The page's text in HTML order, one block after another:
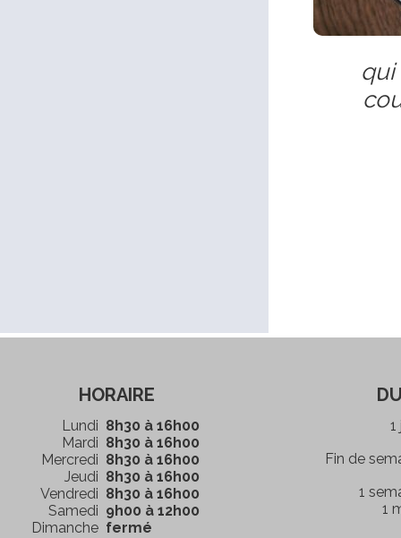
HORAIRE
Lundi
Mardi
Mercredi
Jeudi
Vendredi
Samedi
Dimanche
8h30 à 16h00
8h30 à 16h00
8h30 à 16h00
8h30 à 16h00
8h30 à 16h00
9h00 à 12h00
fermé
1
Fin de
1
1